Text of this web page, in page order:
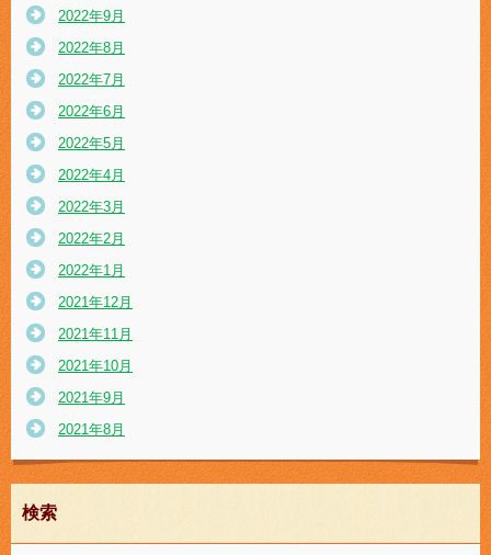
2022年9月
2022年8月
2022年7月
2022年6月
2022年5月
2022年4月
2022年3月
2022年2月
2022年1月
2021年12月
2021年11月
2021年10月
2021年9月
2021年8月
検索